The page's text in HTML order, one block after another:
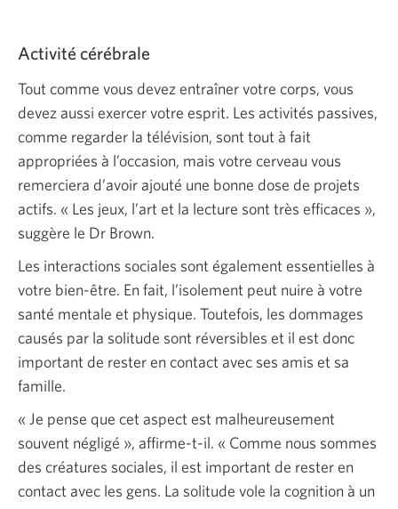
Activité cérébrale
Tout comme vous devez entraîner votre corps, vous
devez aussi exercer votre esprit. Les activités passives,
comme regarder la télévision, sont tout à fait
appropriées à l’occasion, mais votre cerveau vous
remerciera d’avoir ajouté une bonne dose de projets
actifs. « Les jeux, l’art et la lecture sont très efficaces »,
suggère le Dr Brown.
Les interactions sociales sont également essentielles à
votre bien-être. En fait, l’isolement peut nuire à votre
santé mentale et physique. Toutefois, les dommages
causés par la solitude sont réversibles et il est donc
important de rester en contact avec ses amis et sa
famille.
« Je pense que cet aspect est malheureusement
souvent négligé », affirme-t-il. « Comme nous sommes
des créatures sociales, il est important de rester en
contact avec les gens. La solitude vole la cognition à un